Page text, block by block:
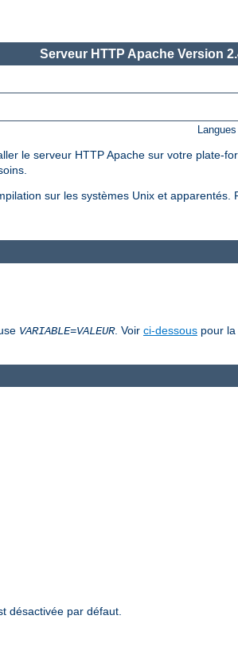
Serveur HTTP Apache Version
le serveur HTTP Apache sur votre plate-
sur les systèmes Unix et apparentés.
VARIABLE=VALEUR. Voir ci-dessous pour
désactivée par défaut.